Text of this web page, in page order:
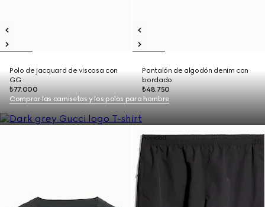
Polo de jacquard de viscosa con
GG
₺77.000
Pantalón de algodón denim con
bordado
₺48.750
Comprar las camisetas y los polos para hombre
Novedad